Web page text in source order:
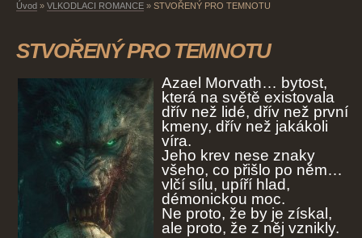
Úvod » VLKODLACI ROMANCE » STVOŘENÝ PRO TEMNOTU
STVOŘENÝ PRO TEMNOTU
Azael Morvath… bytost,
která na světě existovala
dřív než lidé, dřív než první
kmeny, dřív než jakákoli
víra.
Jeho krev nese znaky
všeho, co přišlo po něm…
vlčí sílu, upíří hlad,
démonickou moc.
Ne proto, že by je získal,
ale proto, že z něj vznikly.